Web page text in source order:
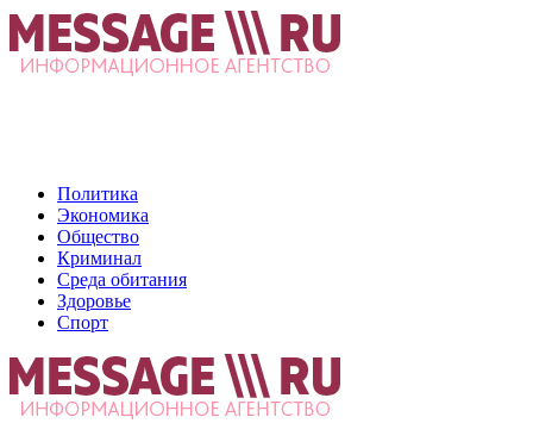
Политика
Экономика
Общество
Криминал
Среда обитания
Здоровье
Спорт